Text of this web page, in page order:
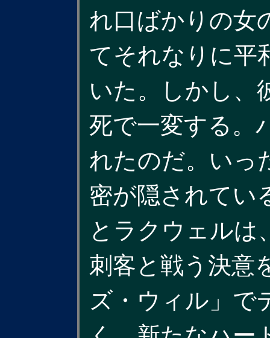
れ口ばかりの女
てそれなりに平
いた。しかし、
死で一変する。
れたのだ。いっ
密が隠されてい
とラクウェルは
刺客と戦う決意
ズ・ウィル」で